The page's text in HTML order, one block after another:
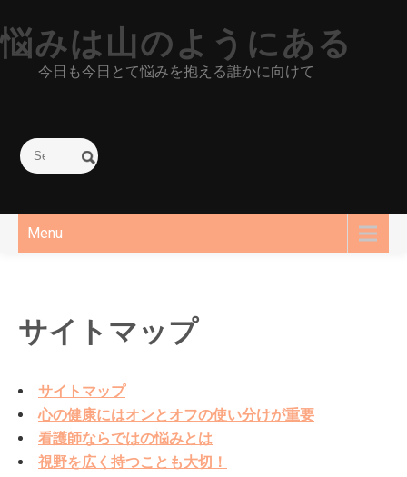
to
content
悩みは山のようにある
今日も今日とて悩みを抱える誰かに向けて
Menu
サイトマップ
サイトマップ
心の健康にはオンとオフの使い分けが重要
看護師ならではの悩みとは
視野を広く持つことも大切！